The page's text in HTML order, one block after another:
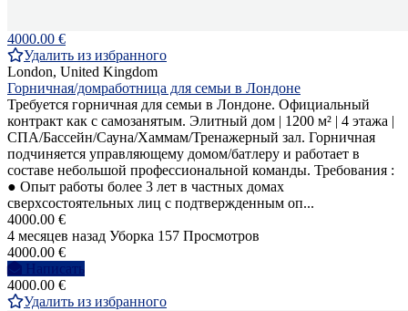
4000.00 €
Удалить из избранного
London, United Kingdom
Горничная/домработница для семьи в Лондоне
Требуется горничная для семьи в Лондоне. Официальный
контракт как с самозанятым. Элитный дом | 1200 м² | 4 этажа |
СПА/Бассейн/Сауна/Хаммам/Тренажерный зал. Горничная
подчиняется управляющему домом/батлеру и работает в
составе небольшой профессиональной команды. Требования :
● Опыт работы более 3 лет в частных домах
сверхсостоятельных лиц с подтвержденным оп...
4000.00 €
4 месяцев назад Уборка 157 Просмотров
4000.00 €
Написать
4000.00 €
Удалить из избранного